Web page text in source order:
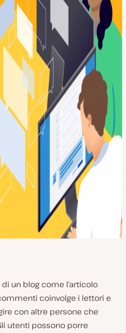
un blog come l’articolo
coinvolge i lettori e
con altre persone che
utenti possono porre